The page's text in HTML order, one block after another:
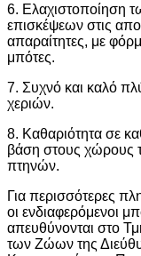
6. Ελαχιστοποίηση
επισκέψεων στις
απαραίτητες, με
μπότες.
7. Συχνό και καλό
χεριών.
8. Καθαριότητα σε
βάση στους χώρους
πτηνών.
Για περισσότερες
οι ενδιαφερόμενοι
απευθύνονται στο
των Ζώων της